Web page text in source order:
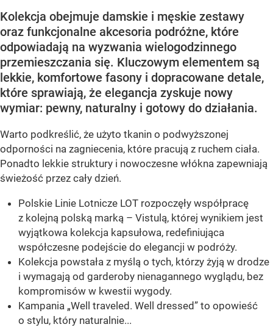
Kolekcja obejmuje damskie i męskie zestawy
oraz funkcjonalne akcesoria podróżne, które
odpowiadają na wyzwania wielogodzinnego
przemieszczania się. Kluczowym elementem są
lekkie, komfortowe fasony i dopracowane detale,
które sprawiają, że elegancja zyskuje nowy
wymiar: pewny, naturalny i gotowy do działania.
Warto podkreślić, że użyto tkanin o podwyższonej
odporności na zagniecenia, które pracują z ruchem ciała.
Ponadto lekkie struktury i nowoczesne włókna zapewniają
świeżość przez cały dzień.
Polskie Linie Lotnicze LOT rozpoczęły współpracę
z kolejną polską marką – Vistulą, której wynikiem jest
wyjątkowa kolekcja kapsułowa, redefiniująca
współczesne podejście do elegancji w podróży.
Kolekcja powstała z myślą o tych, którzy żyją w drodze
i wymagają od garderoby nienagannego wyglądu, bez
kompromisów w kwestii wygody.
Kampania „Well traveled. Well dressed” to opowieść
o stylu, który naturalnie...